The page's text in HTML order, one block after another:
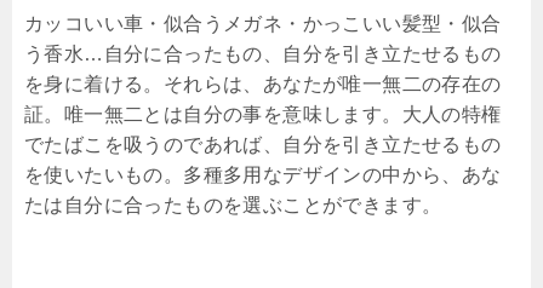
カッコいい車・似合うメガネ・かっこいい髪型・似合
う香水…自分に合ったもの、自分を引き立たせるもの
を身に着ける。それらは、あなたが唯一無二の存在の
証。唯一無二とは自分の事を意味します。大人の特権
でたばこを吸うのであれば、自分を引き立たせるもの
を使いたいもの。多種多用なデザインの中から、あな
たは自分に合ったものを選ぶことができます。